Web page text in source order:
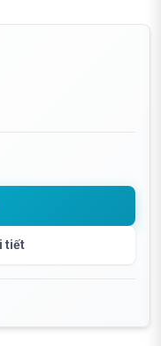
tiết